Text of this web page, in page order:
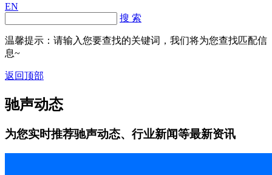
EN
搜 索
温馨提示：请输入您要查找的关键词，我们将为您查找匹配信
息~
返回顶部
驰声动态
为您实时推荐驰声动态、行业新闻等最新资讯